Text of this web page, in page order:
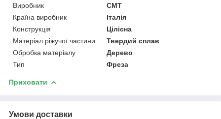
Виробник
CMT
Країна виробник
Італія
Конструкція
Цілісна
Матеріал ріжучої частини
Твердий сплав
Обробка матеріалу
Дерево
Тип
Фреза
Приховати
Умови доставки